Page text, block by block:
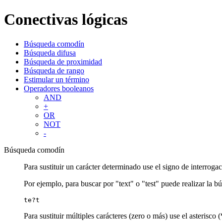
Conectivas lógicas
Búsqueda comodín
Búsqueda difusa
Búsqueda de proximidad
Búsqueda de rango
Estimular un término
Operadores booleanos
AND
+
OR
NOT
-
Búsqueda comodín
Para sustituir un carácter determinado use el signo de
Por ejemplo, para buscar por "text" o "test" puede realizar la
te?t
Para sustituir múltiples carácteres (zero o más) use el asterisco (